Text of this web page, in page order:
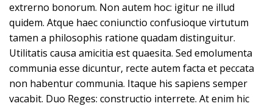
extrerno bonorum. Non autem hoc: igitur ne illud
quidem. Atque haec coniunctio confusioque virtutum
tamen a philosophis ratione quadam distinguitur.
Utilitatis causa amicitia est quaesita. Sed emolumenta
communia esse dicuntur, recte autem facta et peccata
non habentur communia. Itaque his sapiens semper
vacabit. Duo Reges: constructio interrete. At enim hic